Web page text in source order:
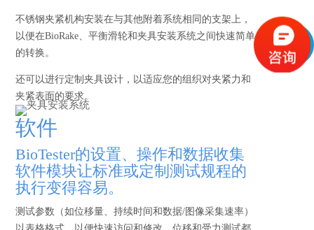
不锈钢夹紧机构安装在与其他附着系统相同的支架上，
以便在BioRake、平衡滑轮和夹具安装系统之间快速简单
的转换。
还可以进行定制夹具设计，以适应您的组织对夹紧力和
夹紧表面的要求。
软件
BioTester的设置、操作和数据收集
软件模块让标准或定制测试规程的
执行变得容易。
测试参数（如位移量、持续时间和数据/图像采集速率）